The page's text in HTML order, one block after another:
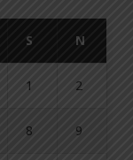
S N
1 2
8 9